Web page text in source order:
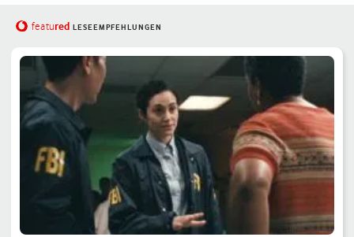
featured LESEEMPFEHLUNGEN